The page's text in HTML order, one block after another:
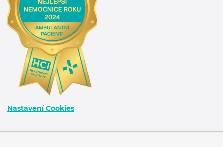
Nastavení Cookies